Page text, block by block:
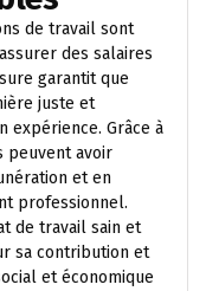
de travail sont
des salaires
garantit que
juste et
expérience. Grâce à
peuvent avoir
et en
professionnel.
de travail sain et
sa contribution et
et économique